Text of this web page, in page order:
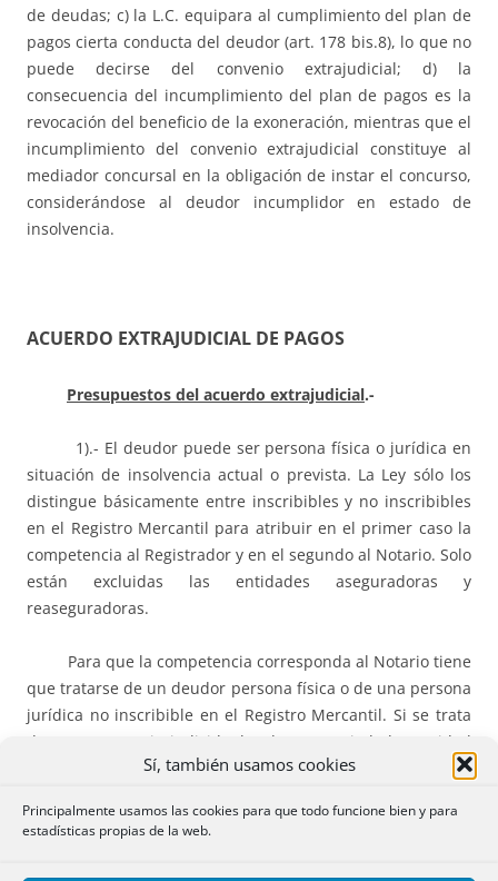
Sí, también usamos cookies
Principalmente usamos las cookies para que todo funcione bien y para
estadísticas propias de la web.
de deudas; c) la L.C. equipara al cumplimiento del plan de
pagos cierta conducta del deudor (art. 178 bis.8), lo que no
puede decirse del convenio extrajudicial; d) la
consecuencia del incumplimiento del plan de pagos es la
revocación del beneficio de la exoneración, mientras que el
incumplimiento del convenio extrajudicial constituye al
mediador concursal en la obligación de instar el concurso,
considerándose al deudor incumplidor en estado de
insolvencia.
ACUERDO EXTRAJUDICIAL DE PAGOS
Presupuestos del acuerdo extrajudicial.-
1).- El deudor puede ser persona física o jurídica en
situación de insolvencia actual o prevista. La Ley sólo los
distingue básicamente entre inscribibles y no inscribibles
en el Registro Mercantil para atribuir en el primer caso la
competencia al Registrador y en el segundo al Notario. Solo
están excluidas las entidades aseguradoras y
reaseguradoras.
Para que la competencia corresponda al Notario tiene
que tratarse de un deudor persona física o de una persona
jurídica no inscribible en el Registro Mercantil. Si se trata
de un empresario individual o de una sociedad o entidad
inscribible en el Registro Mercantil la competencia para
corresponde al Registrador Mercantil del domicilio del
competencia corresponde al Notario hábil para actuar en